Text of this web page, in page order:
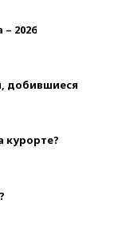
2026
добившиеся
курорте?